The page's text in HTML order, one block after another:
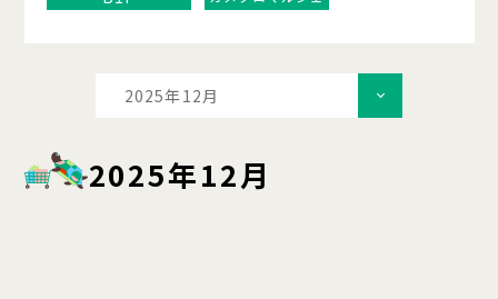
2025年12月
2025年12月